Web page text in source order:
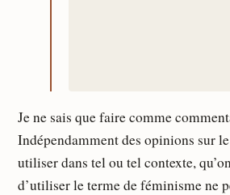
Je ne sais que faire comme
Indépendamment des opinions sur
utiliser dans tel ou tel contexte,
d’utiliser le terme de féminisme ne